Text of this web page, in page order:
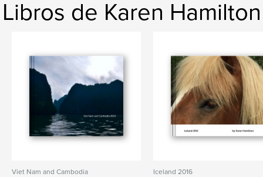
Libros de Karen Hamilton
Viet Nam and Cambodia
Iceland 2016